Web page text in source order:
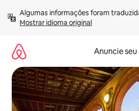
para
Mostrar idioma original
Anuncie